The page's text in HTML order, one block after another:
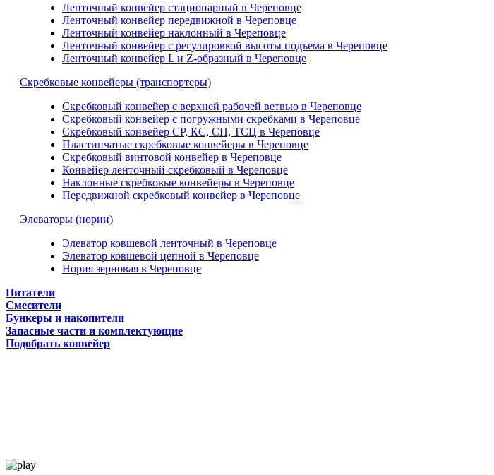
Ленточный конвейер стационарный в Череповце
Ленточный конвейер передвижной в Череповце
Ленточный конвейер наклонный в Череповце
Ленточный конвейер с регулировкой высоты подъема в Череповце
Ленточный конвейер L и Z-образный в Череповце
Скребковые конвейеры (транспортеры)
Скребковый конвейер с верхней рабочей ветвью в Череповце
Скребковый конвейер с погружными скребками в Череповце
Скребковый конвейер СР, КС, СП, ТСЦ в Череповце
Пластинчатые скребковые конвейеры в Череповце
Скребковый винтовой конвейер в Череповце
Конвейер ленточный скребковый в Череповце
Наклонные скребковые конвейеры в Череповце
Передвижной скребковый конвейер в Череповце
Элеваторы (нории)
Элеватор ковшевой ленточный в Череповце
Элеватор ковшевой цепной в Череповце
Нория зерновая в Череповце
Питатели
Смесители
Бункеры и накопители
Запасные части и комплектующие
Подобрать конвейер